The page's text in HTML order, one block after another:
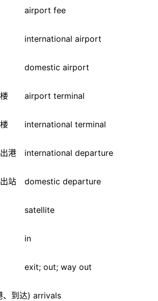
fee
international airport
domestic airport
airport terminal
international terminal
港 international departure
站 domestic departure
satellite
in
out; way out
到达) arrivals